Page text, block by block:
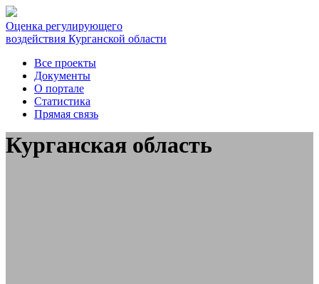
Оценка регулирующего
воздействия Курганской области
Все проекты
Документы
О портале
Статистика
Прямая связь
Курганская область